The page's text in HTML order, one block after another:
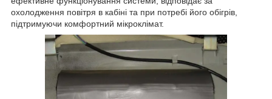
охолодження повітря в кабіні та при потребі його обігрів,
підтримуючи комфортний мікроклімат.